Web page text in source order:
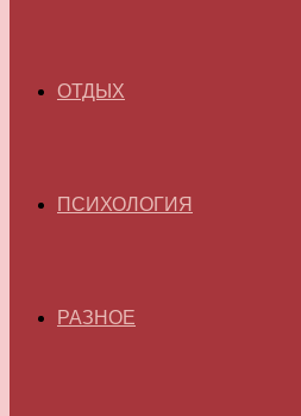
ОТДЫХ
ПСИХОЛОГИЯ
РАЗНОЕ